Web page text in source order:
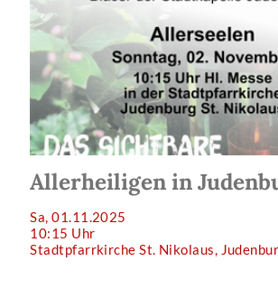
Allerheiligen in
Sa, 01.11.2025
10:15 Uhr
Stadtpfarrkirche St. Nikolaus,